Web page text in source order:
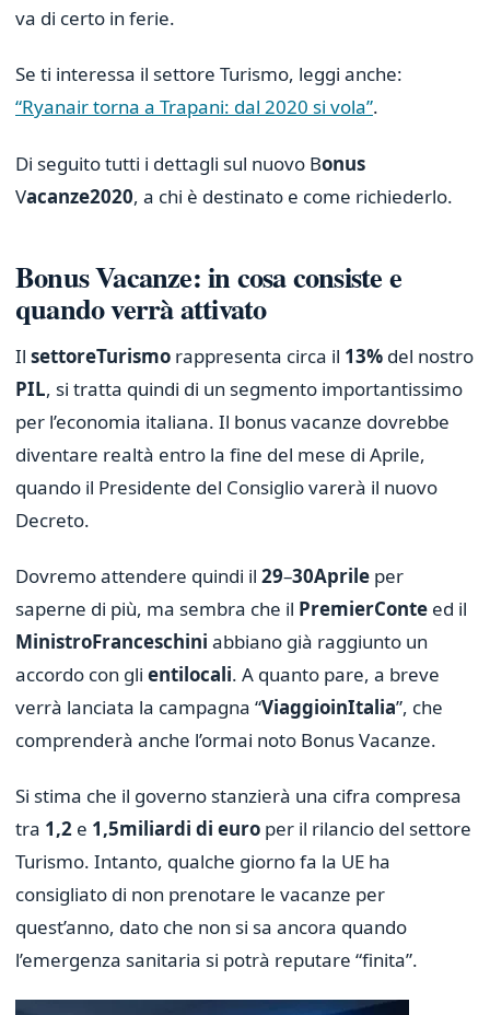
va di certo in ferie.
Se ti interessa il settore Turismo, leggi anche:
“Ryanair torna a Trapani: dal 2020 si vola”.
Di seguito tutti i dettagli sul nuovo Bonus
Vacanze2020, a chi è destinato e come richiederlo.
Bonus Vacanze: in cosa consiste e
quando verrà attivato
Il settoreTurismo rappresenta circa il 13% del nostro
PIL, si tratta quindi di un segmento importantissimo
per l’economia italiana. Il bonus vacanze dovrebbe
diventare realtà entro la fine del mese di Aprile,
quando il Presidente del Consiglio varerà il nuovo
Decreto.
Dovremo attendere quindi il 29–30Aprile per
saperne di più, ma sembra che il PremierConte ed il
MinistroFranceschini abbiano già raggiunto un
accordo con gli entilocali. A quanto pare, a breve
verrà lanciata la campagna “ViaggioinItalia”, che
comprenderà anche l’ormai noto Bonus Vacanze.
Si stima che il governo stanzierà una cifra compresa
tra 1,2 e 1,5miliardi di euro per il rilancio del settore
Turismo. Intanto, qualche giorno fa la UE ha
consigliato di non prenotare le vacanze per
quest’anno, dato che non si sa ancora quando
l’emergenza sanitaria si potrà reputare “finita”.